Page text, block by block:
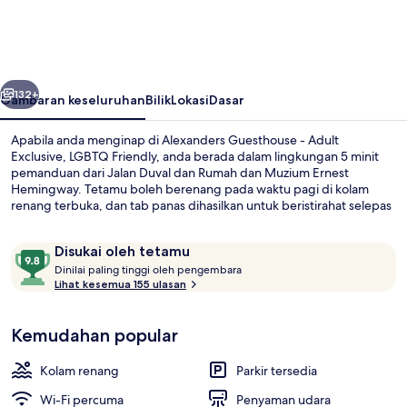
LGBTQ
Friendly
Seterusnya
132+
Gambaran keseluruhanBilikLokasiDasar
Apabila anda menginap di Alexanders Guesthouse - Adult
Exclusive, LGBTQ Friendly, anda berada dalam lingkungan 5 minit
pemanduan dari Jalan Duval dan Rumah dan Muzium Ernest
Hemingway. Tetamu boleh berenang pada waktu pagi di kolam
renang terbuka, dan tab panas dihasilkan untuk beristirahat selepas
Ulasan Disukai oleh tetamu
9.8
daripada
10,
oleh
tetamu
Dinilai paling tinggi oleh pengembara
i
p
Lihat kesemua 155 ulasan
Kemudahan popular
Kolam renang
Parkir tersedia
Wi-Fi percuma
Penyaman udara